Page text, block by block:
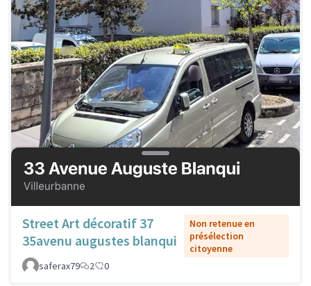
Street Art décoratif 37
35avenu augustes blanqui
Non retenue en
présélection
citoyenne
saferax79
2 0